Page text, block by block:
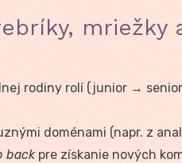
mriežky
rodiny rolí (junior →
doménami (napr. z
backpre získanie nových